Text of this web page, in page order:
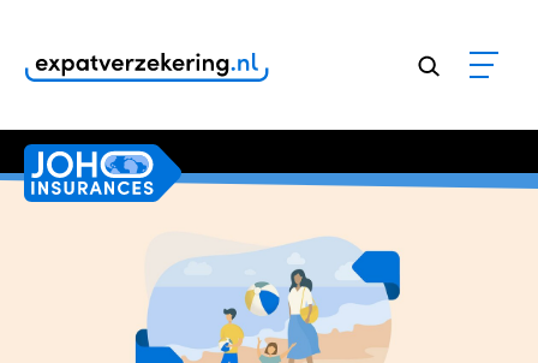
Klanten geven onze dienstverlening een